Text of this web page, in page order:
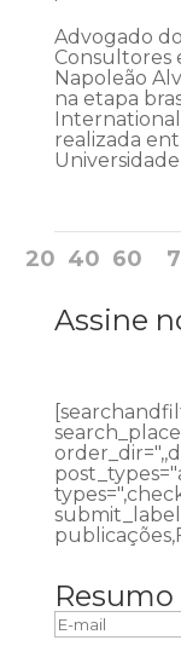
Advogado
Consultores
Napoleão
na etapa
realizada
20 40 60
Assine